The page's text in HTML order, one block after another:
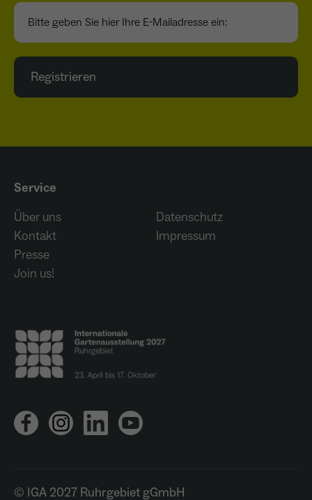
Bitte geben Sie hier Ihre E-Mailadresse ein:
Registrieren
Service
Über uns
Kontakt
Presse
Join us!
Datenschutz
Impressum
© IGA 2027 Ruhrgebiet gGmbH